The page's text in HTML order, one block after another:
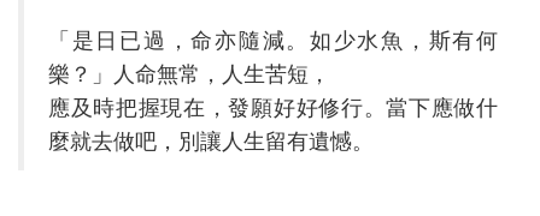
「是日已過，命亦隨減。如少水魚，斯有何
樂？」人命無常，人生苦短，
應及時把握現在，發願好好修行。當下應做什
麼就去做吧，別讓人生留有遺憾。